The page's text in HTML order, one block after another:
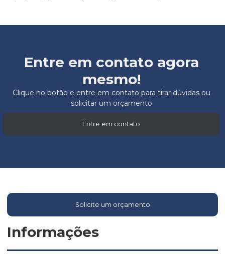
Entre em contato agora
mesmo!
Clique no botão e entre em contato para tirar dúvidas ou
solicitar um orçamento
Entre em contato
Solicite um orçamento
Informações